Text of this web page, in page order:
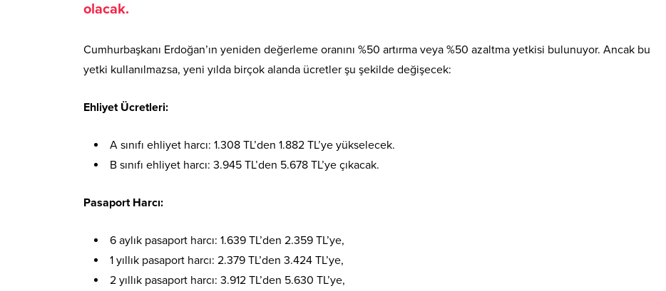
olacak.
Cumhurbaşkanı Erdoğan’ın yeniden değerleme oranını %50 artırma veya %50 azaltma yetkisi bulunuyor. Ancak bu
yetki kullanılmazsa, yeni yılda birçok alanda ücretler şu şekilde değişecek:
Ehliyet Ücretleri:
A sınıfı ehliyet harcı: 1.308 TL’den 1.882 TL’ye yükselecek.
B sınıfı ehliyet harcı: 3.945 TL’den 5.678 TL’ye çıkacak.
Pasaport Harcı:
6 aylık pasaport harcı: 1.639 TL’den 2.359 TL’ye,
1 yıllık pasaport harcı: 2.379 TL’den 3.424 TL’ye,
2 yıllık pasaport harcı: 3.912 TL’den 5.630 TL’ye,